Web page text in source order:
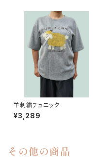
羊刺繍チュニック
¥3,289
その他の商品